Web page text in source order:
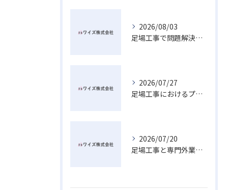
2026/08/03
足場工事で問題解決を目指す広島県廿日市市の賢い業者選びと安心ポイント
2026/07/27
足場工事におけるプラットフォームの意味と現場安全を高める最新活用術
2026/07/20
足場工事と専門外業者が熊野町で対応可能か法的リスクも踏まえた選び方